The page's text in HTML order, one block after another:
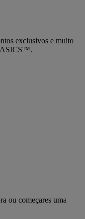
exclusivos e muito
ou começares uma